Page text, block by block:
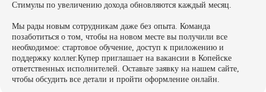
Стимулы по увеличению дохода обновляются каждый месяц.
Мы рады новым сотрудникам даже без опыта. Команда
позаботиться о том, чтобы на новом месте вы получили все
необходимое: стартовое обучение, доступ к приложению и
поддержку коллег.Купер приглашает на вакансии в Копейске
ответственных исполнителей. Оставьте заявку на нашем сайте,
чтобы обсудить все детали и пройти оформление онлайн.